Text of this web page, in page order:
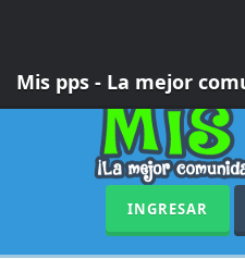
Mis pps - La mejor
INGRESAR